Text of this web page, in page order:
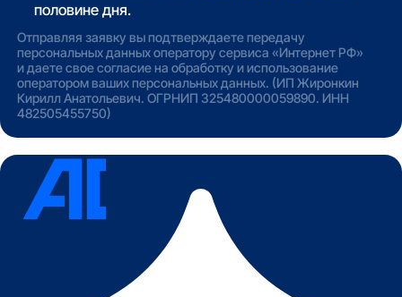
половине дня.
Отправляя заявку вы подтверждаете передачу
персональных данных оператору сервиса «Интернет РФ»
и даете свое согласие на обработку и использование
оператором ваших персональных данных. (ИП Жиронкин
Кирилл Анатольевич. ОГРНИП 325480000059890. ИНН
482505455750)